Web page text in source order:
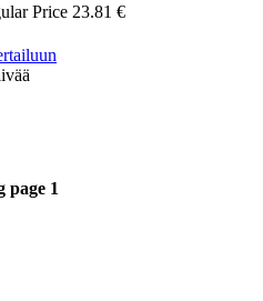
Price 23.81 €
page 1